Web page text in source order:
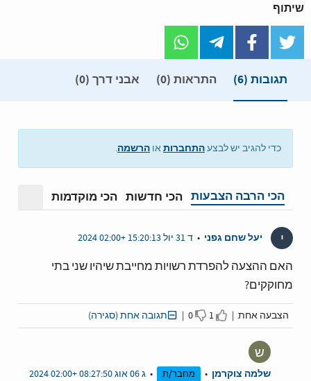
שיתוף
תגובות (6) התראות (0) אבני דרך (0)
כדי להגיב יש לבצעהתחברותאו הרשמה.
הכי הרבה הצבעות הכי חדשות הכי מוקדמות
י יעל שחם גפני • ד 31 יול 15:20:13 +02:00 2024
האם ההצעה להפרדת רשויות מחייבת שיהיו שני בתי
מחוקקים?
הצבעה אחת |
I agree
disagree
תגובה אחת (סגירה)
ש
שלמה צוקרמן • מחבר/ת • ג 06 אוג 08:27:50 +02:00 2024